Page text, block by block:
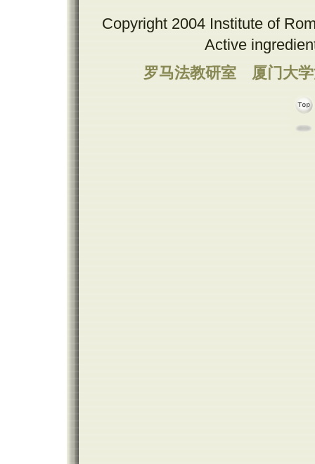
Copyright 2004 Institute of
Active
罗马法教研室
厦门大